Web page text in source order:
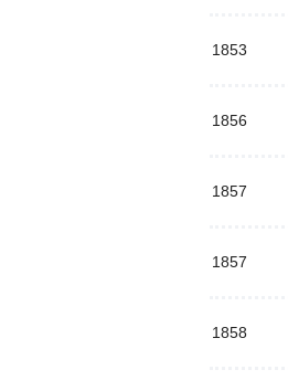
1853
1856
1857
1857
1858